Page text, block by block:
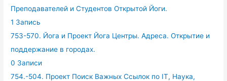
Преподавателей и Студентов Открытой Йоги.
1 Запись
753-570. Йога и Проект Йога Центры. Адреса. Открытие и
поддержание в городах.
0 Записи
754.-504. Проект Поиск Важных Ссылок по IT, Наука,